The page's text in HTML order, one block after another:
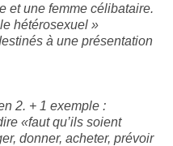
et une femme célibataire.
hétérosexuel »
à une présentation
2. + 1 exemple :
«faut qu’ils soient
donner, acheter, prévoir